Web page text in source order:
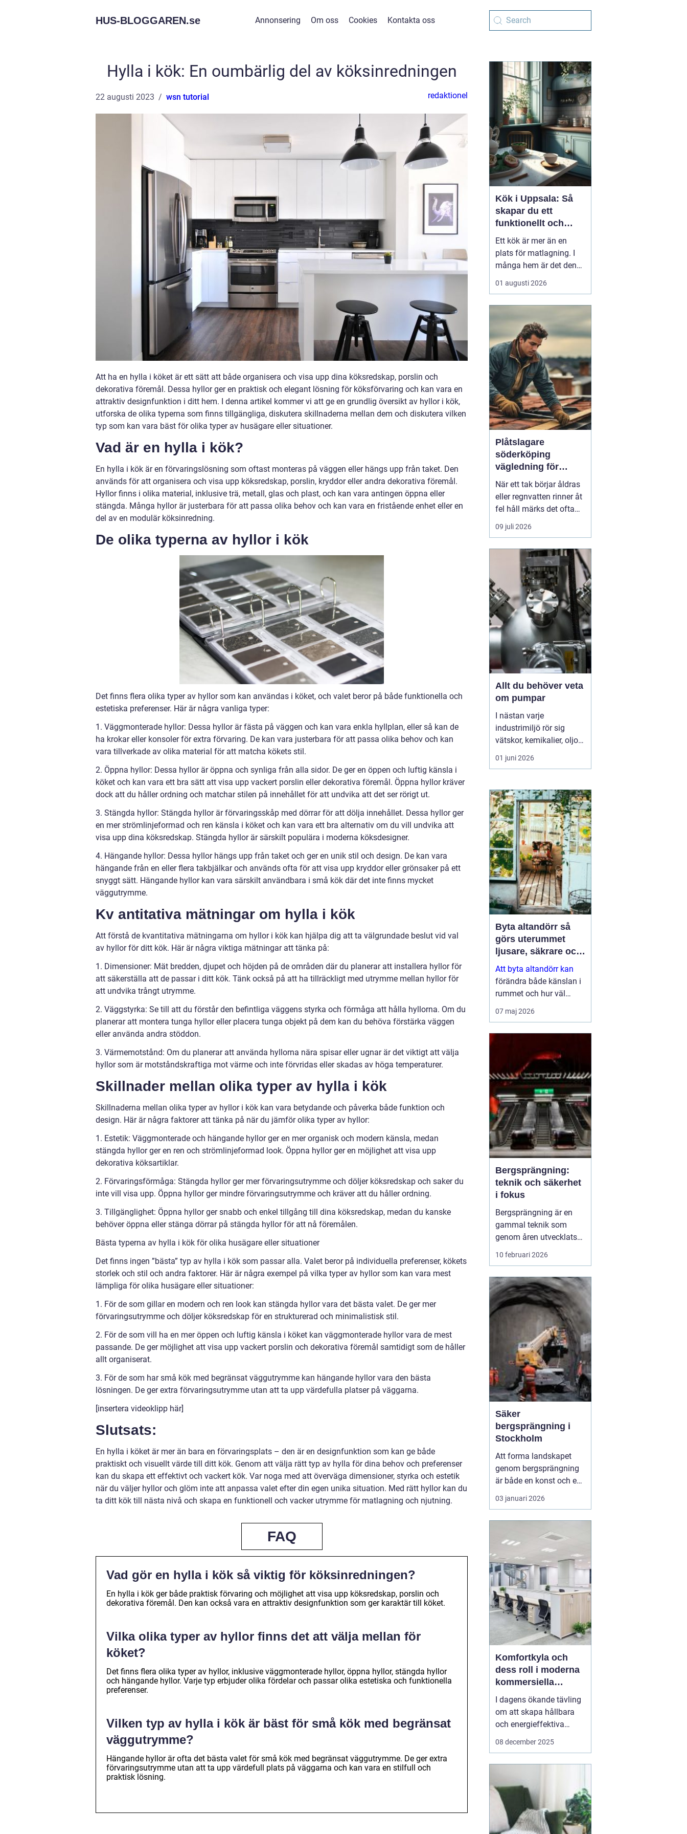
HUS-BLOGGAREN.se Annonsering Om oss Cookies Kontakta oss
Hylla i kök: En oumbärlig del av köksinredningen
22 augusti 2023 wsn tutorial redaktionel
Att ha en hylla i köket är ett sätt att både organisera och visa upp dina köksredskap, porslin och
dekorativa föremål. Dessa hyllor ger en praktisk och elegant lösning för köksförvaring och kan vara en
attraktiv designfunktion i ditt hem. I denna artikel kommer vi att ge en grundlig översikt av hyllor i kök,
utforska de olika typerna som finns tillgängliga, diskutera skillnaderna mellan dem och diskutera vilken
typ som kan vara bäst för olika typer av husägare eller situationer.
Vad är en hylla i kök?
En hylla i kök är en förvaringslösning som oftast monteras på väggen eller hängs upp från taket. Den
används för att organisera och visa upp köksredskap, porslin, kryddor eller andra dekorativa föremål.
Hyllor finns i olika material, inklusive trä, metall, glas och plast, och kan vara antingen öppna eller
stängda. Många hyllor är justerbara för att passa olika behov och kan vara en fristående enhet eller en
del av en modulär köksinredning.
De olika typerna av hyllor i kök
Det finns flera olika typer av hyllor som kan användas i köket, och valet beror på både funktionella och
estetiska preferenser. Här är några vanliga typer:
1. Väggmonterade hyllor: Dessa hyllor är fästa på väggen och kan vara enkla hyllplan, eller så kan de
ha krokar eller konsoler för extra förvaring. De kan vara justerbara för att passa olika behov och kan
vara tillverkade av olika material för att matcha kökets stil.
2. Öppna hyllor: Dessa hyllor är öppna och synliga från alla sidor. De ger en öppen och luftig känsla i
köket och kan vara ett bra sätt att visa upp vackert porslin eller dekorativa föremål. Öppna hyllor kräver
dock att du håller ordning och matchar stilen på innehållet för att undvika att det ser rörigt ut.
3. Stängda hyllor: Stängda hyllor är förvaringsskåp med dörrar för att dölja innehållet. Dessa hyllor ger
en mer strömlinjeformad och ren känsla i köket och kan vara ett bra alternativ om du vill undvika att
visa upp dina köksredskap. Stängda hyllor är särskilt populära i moderna köksdesigner.
4. Hängande hyllor: Dessa hyllor hängs upp från taket och ger en unik stil och design. De kan vara
hängande från en eller flera takbjälkar och används ofta för att visa upp kryddor eller grönsaker på ett
snyggt sätt. Hängande hyllor kan vara särskilt användbara i små kök där det inte finns mycket
väggutrymme.
Kv antitativa mätningar om hylla i kök
Att förstå de kvantitativa mätningarna om hyllor i kök kan hjälpa dig att ta välgrundade beslut vid val
av hyllor för ditt kök. Här är några viktiga mätningar att tänka på:
1. Dimensioner: Mät bredden, djupet och höjden på de områden där du planerar att installera hyllor för
att säkerställa att de passar i ditt kök. Tänk också på att ha tillräckligt med utrymme mellan hyllor för
att undvika trångt utrymme.
2. Väggstyrka: Se till att du förstår den befintliga väggens styrka och förmåga att hålla hyllorna. Om du
planerar att montera tunga hyllor eller placera tunga objekt på dem kan du behöva förstärka väggen
eller använda andra stöddon.
3. Värmemotstånd: Om du planerar att använda hyllorna nära spisar eller ugnar är det viktigt att välja
hyllor som är motståndskraftiga mot värme och inte förvridas eller skadas av höga temperaturer.
Skillnader mellan olika typer av hylla i kök
Skillnaderna mellan olika typer av hyllor i kök kan vara betydande och påverka både funktion och
design. Här är några faktorer att tänka på när du jämför olika typer av hyllor:
1. Estetik: Väggmonterade och hängande hyllor ger en mer organisk och modern känsla, medan
stängda hyllor ger en ren och strömlinjeformad look. Öppna hyllor ger en möjlighet att visa upp
dekorativa köksartiklar.
2. Förvaringsförmåga: Stängda hyllor ger mer förvaringsutrymme och döljer köksredskap och saker du
inte vill visa upp. Öppna hyllor ger mindre förvaringsutrymme och kräver att du håller ordning.
3. Tillgänglighet: Öppna hyllor ger snabb och enkel tillgång till dina köksredskap, medan du kanske
behöver öppna eller stänga dörrar på stängda hyllor för att nå föremålen.
Bästa typerna av hylla i kök för olika husägare eller situationer
Det finns ingen ”bästa” typ av hylla i kök som passar alla. Valet beror på individuella preferenser, kökets
storlek och stil och andra faktorer. Här är några exempel på vilka typer av hyllor som kan vara mest
lämpliga för olika husägare eller situationer:
1. För de som gillar en modern och ren look kan stängda hyllor vara det bästa valet. De ger mer
förvaringsutrymme och döljer köksredskap för en strukturerad och minimalistisk stil.
2. För de som vill ha en mer öppen och luftig känsla i köket kan väggmonterade hyllor vara de mest
passande. De ger möjlighet att visa upp vackert porslin och dekorativa föremål samtidigt som de håller
allt organiserat.
3. För de som har små kök med begränsat väggutrymme kan hängande hyllor vara den bästa
lösningen. De ger extra förvaringsutrymme utan att ta upp värdefulla platser på väggarna.
[insertera videoklipp här]
Slutsats:
En hylla i köket är mer än bara en förvaringsplats – den är en designfunktion som kan ge både
praktiskt och visuellt värde till ditt kök. Genom att välja rätt typ av hylla för dina behov och preferenser
kan du skapa ett effektivt och vackert kök. Var noga med att överväga dimensioner, styrka och estetik
när du väljer hyllor och glöm inte att anpassa valet efter din egen unika situation. Med rätt hyllor kan du
ta ditt kök till nästa nivå och skapa en funktionell och vacker utrymme för matlagning och njutning.
FAQ
Vad gör en hylla i kök så viktig för köksinredningen?
En hylla i kök ger både praktisk förvaring och möjlighet att visa upp köksredskap, porslin och
dekorativa föremål. Den kan också vara en attraktiv designfunktion som ger karaktär till köket.
Vilka olika typer av hyllor finns det att välja mellan för
köket?
Det finns flera olika typer av hyllor, inklusive väggmonterade hyllor, öppna hyllor, stängda hyllor
och hängande hyllor. Varje typ erbjuder olika fördelar och passar olika estetiska och funktionella
preferenser.
Vilken typ av hylla i kök är bäst för små kök med begränsat
väggutrymme?
Hängande hyllor är ofta det bästa valet för små kök med begränsat väggutrymme. De ger extra
förvaringsutrymme utan att ta upp värdefull plats på väggarna och kan vara en stilfull och
praktisk lösning.
Kök i Uppsala: Så
skapar du ett
funktionellt och
personligt kök
Ett kök är mer än en
plats för matlagning. I
många hem är det den
samlingspunkten där
arbete flyter ihop. När
boende i Uppsala söker
inspiration kring kök
Uppsala h...
01 augusti 2026
Plåtslagare
söderköping
vägledning för
hållbara tak och
plåtdetaljer
När ett tak börjar åldras
eller regnvatten rinner åt
fel håll märks det ofta
först som en liten
irritation. Några droppar
missfärgat hörn på
fasaden, ett konstigt
drag vid vinden. Men
bakom sådana tecken
döljer sig ofta
plåtdetaljer...
09 juli 2026
Allt du behöver veta
om pumpar
I nästan varje
industrimiljö rör sig
vätskor, kemikalier, oljor
eller slam i bakgrunden.
Ofta är det pumpar som
effektivt. När rätt pump
sitter på rätt plats rullar
produktionen p...
01 juni 2026
Byta altandörr så
görs uterummet
ljusare, säkrare och
mer energieffektivt
Att byta altandörr kan
förändra både känslan i
rummet och hur väl
bostaden fungerar i
vardagen. En modern
och buller och ger ett
tryggare skydd...
07 maj 2026
Bergsprängning:
teknik och säkerhet
i fokus
Bergsprängning är en
gammal teknik som
genom åren utvecklats
till en oumbärlig del av
Genom att noggrant
tillämpa explosioner kan
man forma landskap
och bereda plats för
byggnati...
10 februari 2026
Säker
bergsprängning i
Stockholm
Att forma landskapet
genom bergsprängning
är både en konst och en
vetenskap. Med
precision och expertis
möjliggöra utveckling
där naturen annars
sätter gränser. I
Stockholm är bergsprä...
03 januari 2026
Komfortkyla och
dess roll i moderna
kommersiella
fastigheter
I dagens ökande tävling
om att skapa hållbara
och energieffektiva
byggnader, spelar
som kontor,
industrihallar och hotell,
har behovet av
komfortkyla blivit
08 december 2025